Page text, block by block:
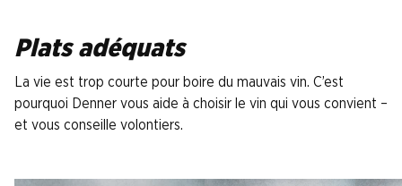
Plats adéquats
La vie est trop courte pour boire du mauvais vin. C’est
pourquoi Denner vous aide à choisir le vin qui vous convient –
et vous conseille volontiers.